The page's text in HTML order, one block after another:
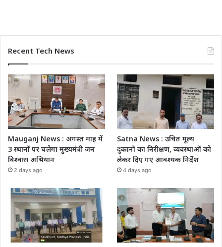
Recent Tech News
Mauganj News : अगस्त माह में
3 स्थानों पर चलेगा मुख्यमंत्री जन
विश्वास अभियान
2 days ago
Satna News : उचित मूल्य
दुकानों का निरीक्षण, व्यवस्थाओं को
लेकर दिए गए आवश्यक निर्देश
4 days ago